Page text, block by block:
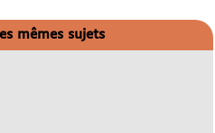
mêmes sujets